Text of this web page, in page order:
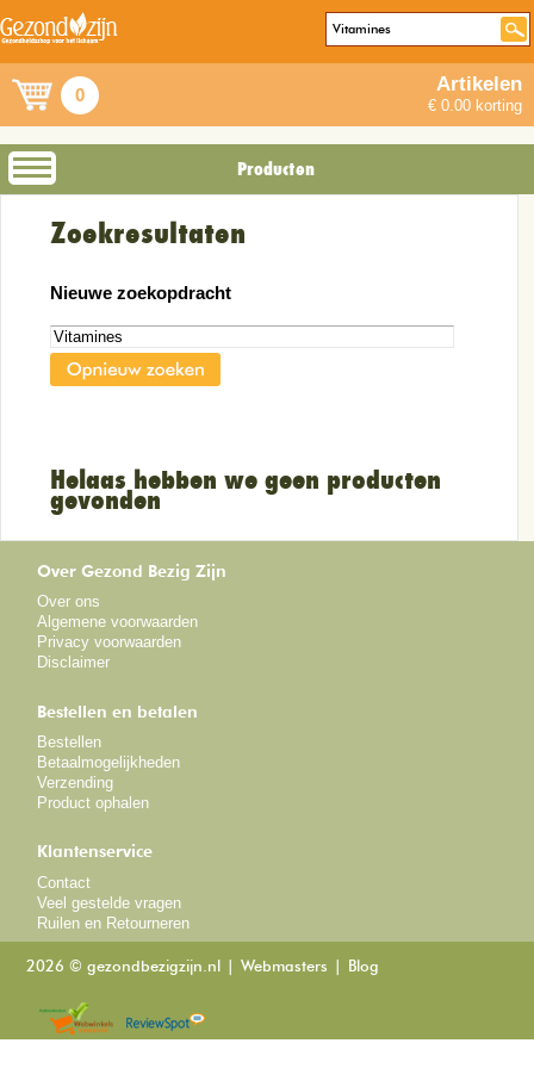
0 Artikelen
€ 0.00 korting
Producten
Zoekresultaten
Nieuwe zoekopdracht
Helaas hebben we geen producten
gevonden
Over Gezond Bezig Zijn
Over ons
Algemene voorwaarden
Privacy voorwaarden
Disclaimer
Bestellen en betalen
Bestellen
Betaalmogelijkheden
Verzending
Product ophalen
Klantenservice
Contact
Veel gestelde vragen
Ruilen en Retourneren
2026 © gezondbezigzijn.nl Webmasters Blog